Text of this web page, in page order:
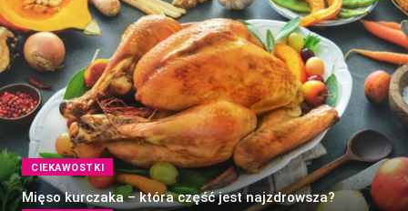
CIEKAWOSTKI
Mięso kurczaka – która część jest najzdrowsza?